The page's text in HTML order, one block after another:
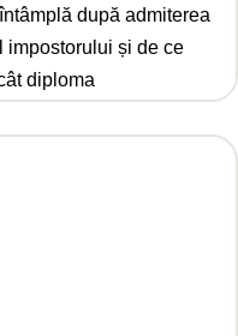
după admiterea
impostorului și de ce
diploma